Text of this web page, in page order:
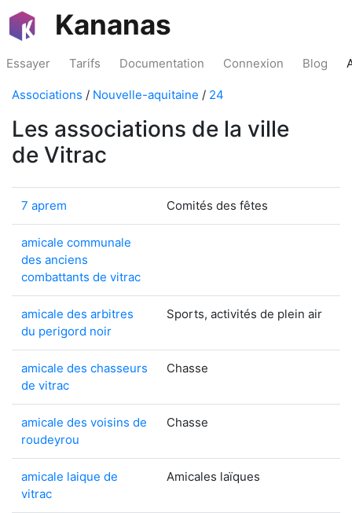
Kananas
Essayer Tarifs Documentation Connexion Blog
Associations / Nouvelle-aquitaine / 24
Les associations de la ville
de Vitrac
7 aprem Comités des fêtes
amicale communale
des anciens
combattants de vitrac
amicale des arbitres
du perigord noir
Sports, activités de plein air
amicale des chasseurs
de vitrac
Chasse
amicale des voisins de
roudeyrou
Chasse
amicale laique de
vitrac
Amicales laïques